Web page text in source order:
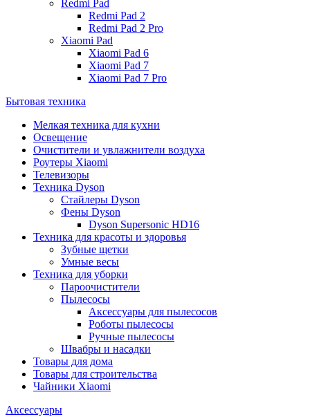
Redmi Pad
Redmi Pad 2
Redmi Pad 2 Pro
Xiaomi Pad
Xiaomi Pad 6
Xiaomi Pad 7
Xiaomi Pad 7 Pro
Бытовая техника
Мелкая техника для кухни
Освещение
Очистители и увлажнители воздуха
Роутеры Xiaomi
Телевизоры
Техника Dyson
Стайлеры Dyson
Фены Dyson
Dyson Supersonic HD16
Техника для красоты и здоровья
Зубные щетки
Умные весы
Техника для уборки
Пароочистители
Пылесосы
Аксессуары для пылесосов
Роботы пылесосы
Ручные пылесосы
Швабры и насадки
Товары для дома
Товары для строительства
Чайники Xiaomi
Аксессуары